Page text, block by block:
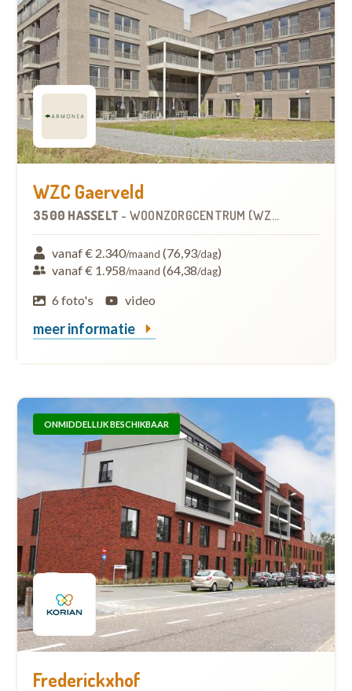
WZC Gaerveld
3500 HASSELT - WOONZORGCENTRUM (WZC)
vanaf € 2.340/maand (76,93/dag)
vanaf € 1.958/maand (64,38/dag)
6 foto's
video
meer informatie
ONMIDDELLIJK BESCHIKBAAR
Frederickxhof